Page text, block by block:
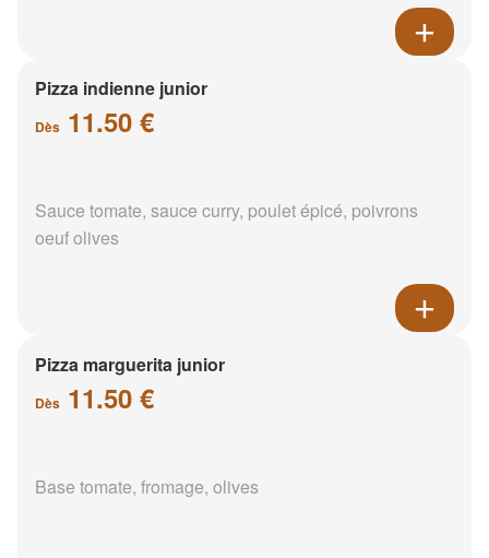
Pizza indienne junior
Dès 11.50 €
Sauce tomate, sauce curry, poulet épicé, poivrons
oeuf olives
Pizza marguerita junior
Dès 11.50 €
Base tomate, fromage, olives